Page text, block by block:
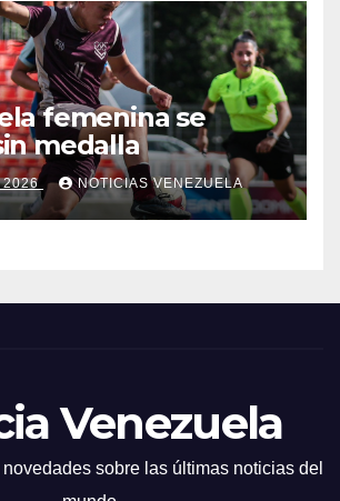
femenina se
medalla
2026 NOTICIAS VENEZUELA
Venezuela
sobre las últimas noticias del